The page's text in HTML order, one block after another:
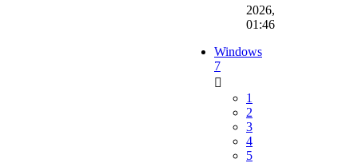
2026,
01:46
Windows
7
1
2
3
4
5